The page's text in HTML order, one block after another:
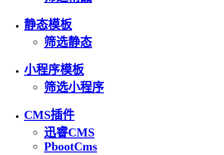
静态模板
筛选静态
小程序模板
筛选小程序
CMS插件
迅睿CMS
PbootCms